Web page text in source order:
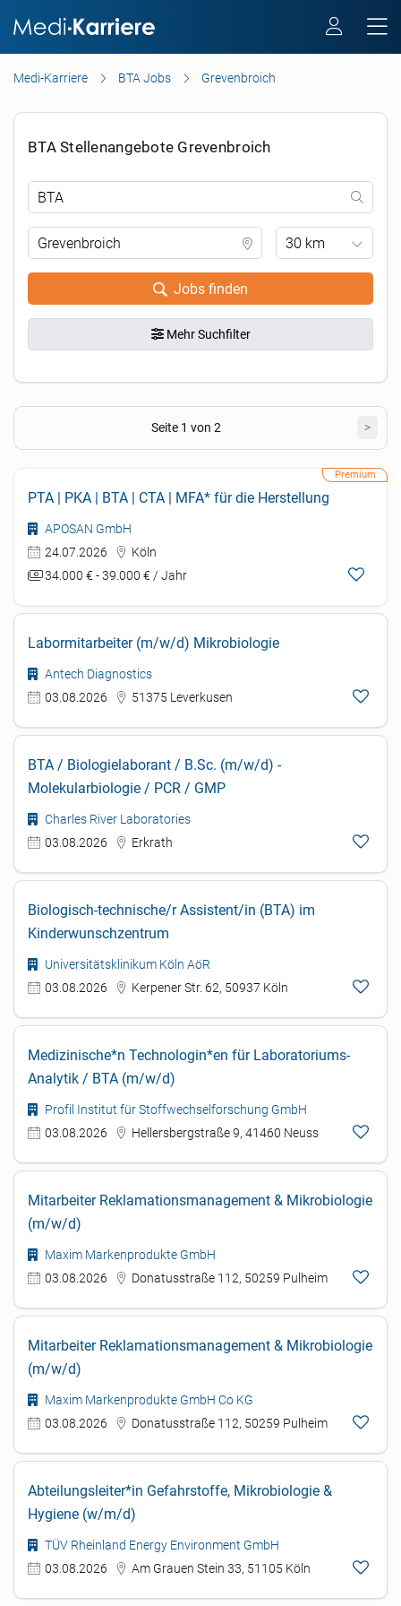
Medi-Karriere BTA Jobs Grevenbroich
BTA Stellenangebote Grevenbroich
30 km
Jobs finden
Mehr Suchfilter
Seite 1 von 2 >
PTA | PKA | BTA | CTA | MFA* für die Herstellung
APOSAN GmbH
24.07.2026
Köln
34.000 € - 39.000 € / Jahr
Labormitarbeiter (m/w/d) Mikrobiologie
Antech Diagnostics
03.08.2026
51375 Leverkusen
BTA / Biologielaborant / B.Sc. (m/w/d) -
Molekularbiologie / PCR / GMP
Charles River Laboratories
03.08.2026
Erkrath
Biologisch-technische/r Assistent/in (BTA) im
Kinderwunschzentrum
Universitätsklinikum Köln AöR
03.08.2026
Kerpener Str. 62, 50937 Köln
Medizinische*n Technologin*en für Laboratoriums-
Analytik / BTA (m/w/d)
Profil Institut für Stoffwechselforschung GmbH
03.08.2026
Hellersbergstraße 9, 41460 Neuss
Mitarbeiter Reklamationsmanagement & Mikrobiologie
(m/w/d)
Maxim Markenprodukte GmbH
03.08.2026
Donatusstraße 112, 50259 Pulheim
Mitarbeiter Reklamationsmanagement & Mikrobiologie
(m/w/d)
Maxim Markenprodukte GmbH Co KG
03.08.2026
Donatusstraße 112, 50259 Pulheim
Abteilungsleiter*in Gefahrstoffe, Mikrobiologie &
Hygiene (w/m/d)
TÜV Rheinland Energy Environment GmbH
03.08.2026
Am Grauen Stein 33, 51105 Köln